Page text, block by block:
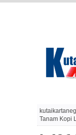
Tanam Kopi